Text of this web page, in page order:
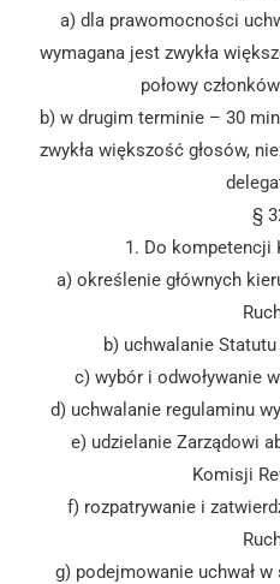
a) dla prawomocności
wymagana jest zwykła
połowy
b) w drugim terminie – 30
zwykła większość głosów,
§
1. Do kompetencji
a) określenie głównych
b) uchwalanie
c) wybór i odwoływanie
d) uchwalanie regulaminu
e) udzielanie Zarządowi
Komisji
f) rozpatrywanie i
g) podejmowanie uchwał